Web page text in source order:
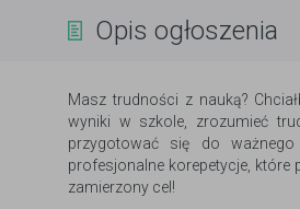
Opis ogłoszenia
Masz trudności z nauką?
wyniki w szkole, zrozumieć
przygotować się do ważnego
profesjonalne korepetycje, które
zamierzony cel!